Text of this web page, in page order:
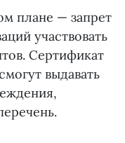
плане — запрет
участвовать
Сертификат
выдавать